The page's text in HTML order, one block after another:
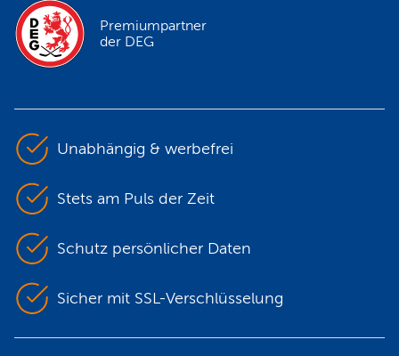
Premiumpartner
der DEG
Unabhängig & werbefrei
Stets am Puls der Zeit
Schutz persönlicher Daten
Sicher mit SSL-Verschlüsselung